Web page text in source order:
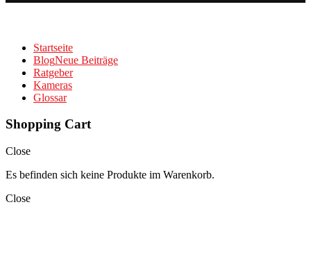
Startseite
BlogNeue Beiträge
Ratgeber
Kameras
Glossar
Shopping Cart
Close
Es befinden sich keine Produkte im Warenkorb.
Close